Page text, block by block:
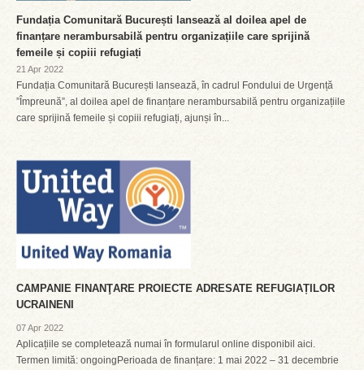
Fundația Comunitară București lansează al doilea apel de
finanțare nerambursabilă pentru organizațiile care sprijină
femeile și copiii refugiați
21 Apr 2022
Fundația Comunitară București lansează, în cadrul Fondului de Urgență
”Împreună”, al doilea apel de finanțare nerambursabilă pentru organizațiile
care sprijină femeile și copiii refugiați, ajunși în...
CAMPANIE FINANŢARE PROIECTE ADRESATE REFUGIAȚILOR
UCRAINENI
07 Apr 2022
Aplicațiile se completează numai în formularul online disponibil aici.
Termen limită: ongoingPerioada de finanțare: 1 mai 2022 – 31 decembrie